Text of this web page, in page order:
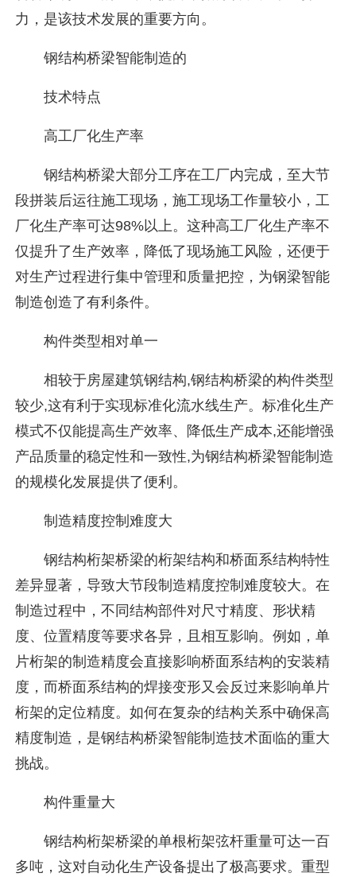
力，是该技术发展的重要方向。
钢结构桥梁智能制造的
技术特点
高工厂化生产率
钢结构桥梁大部分工序在工厂内完成，至大节
段拼装后运往施工现场，施工现场工作量较小，工
厂化生产率可达98%以上。这种高工厂化生产率不
仅提升了生产效率，降低了现场施工风险，还便于
对生产过程进行集中管理和质量把控，为钢梁智能
制造创造了有利条件。
构件类型相对单一
相较于房屋建筑钢结构,钢结构桥梁的构件类型
较少,这有利于实现标准化流水线生产。标准化生产
模式不仅能提高生产效率、降低生产成本,还能增强
产品质量的稳定性和一致性,为钢结构桥梁智能制造
的规模化发展提供了便利。
制造精度控制难度大
钢结构桁架桥梁的桁架结构和桥面系结构特性
差异显著，导致大节段制造精度控制难度较大。在
制造过程中，不同结构部件对尺寸精度、形状精
度、位置精度等要求各异，且相互影响。例如，单
片桁架的制造精度会直接影响桥面系结构的安装精
度，而桥面系结构的焊接变形又会反过来影响单片
桁架的定位精度。如何在复杂的结构关系中确保高
精度制造，是钢结构桥梁智能制造技术面临的重大
挑战。
构件重量大
钢结构桁架桥梁的单根桁架弦杆重量可达一百
多吨，这对自动化生产设备提出了极高要求。重型